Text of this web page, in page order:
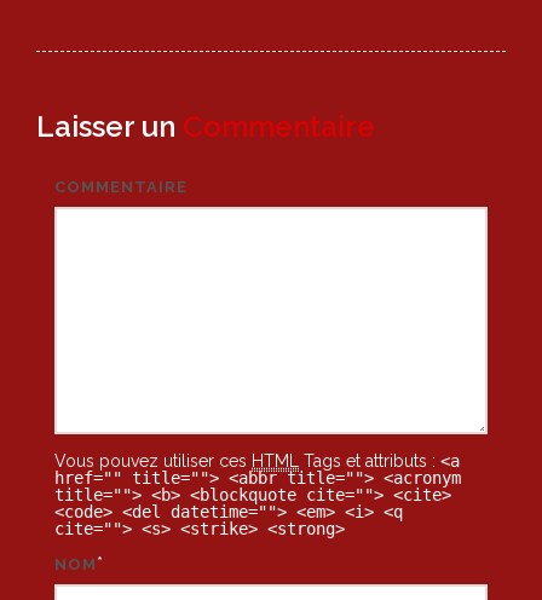
Laisser un Commentaire
COMMENTAIRE
Vous pouvez utiliser ces HTML Tags et attributs : <a
href="" title=""> <abbr title=""> <acronym
title=""> <b> <blockquote cite=""> <cite>
<code> <del datetime=""> <em> <i> <q
cite=""> <s> <strike> <strong>
NOM *